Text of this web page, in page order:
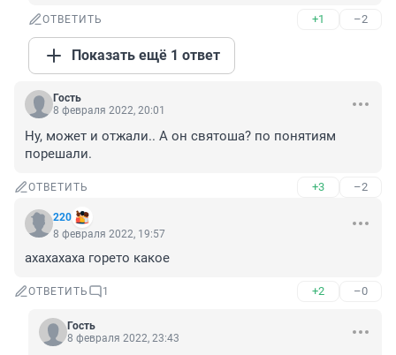
ОТВЕТИТЬ +1 –2
Показать ещё 1 ответ
Гость
8 февраля 2022, 20:01
Ну, может и отжали.. А он святоша? по понятиям
порешали.
ОТВЕТИТЬ +3 –2
220
8 февраля 2022, 19:57
ахахахаха горето какое
ОТВЕТИТЬ 1 +2 –0
Гость
8 февраля 2022, 23:43